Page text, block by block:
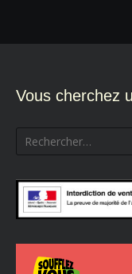
Vous cherchez
Rechercher :